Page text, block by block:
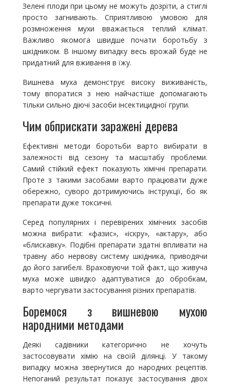
Зелені плоди при цьому не можуть дозріти, а стиглі
просто загнивають. Сприятливою умовою для
розмноження мухи вважається теплий клімат.
Важливо якомога швидше почати боротьбу з
шкідником. В іншому випадку весь врожай буде не
придатний для вживання в їжу.
Вишнева муха демонструє високу виживаність,
тому впоратися з нею найчастіше допомагають
тільки сильно діючі засоби інсектицидної групи.
Чим обприскати заражені дерева
Ефективні методи боротьби варто вибирати в
залежності від сезону та масштабу проблеми.
Самий стійкий ефект показують хімічні препарати.
Проте з такими засобами варто працювати дуже
обережно, суворо дотримуючись інструкції, бо як
препарати дуже токсичні.
Серед популярних і перевірених хімічних засобів
можна вибрати: «фазис», «іскру», «актару», або
«блискавку». Подібні препарати здатні впливати на
травну або нервову систему шкідника, приводячи
до його загибелі. Враховуючи той факт, що живуча
муха може швидко адаптуватися до обробкам,
варто чергувати застосування різних препаратів.
Боремося з вишневою мухою
народними методами
Деякі садівники категорично не хочуть
застосовувати хімію на своїй ділянці. У такому
випадку можна звернутися до народних рецептів.
Непоганий результат показує застосування двох